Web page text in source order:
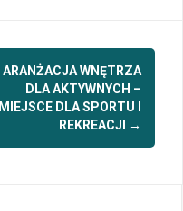
ARANŻACJA WNĘTRZA
DLA AKTYWNYCH –
MIEJSCE DLA SPORTU I
REKREACJI
→